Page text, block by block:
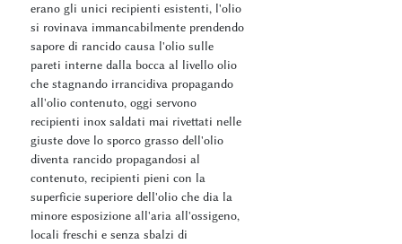
erano gli unici recipienti esistenti, l'olio
si rovinava immancabilmente prendendo
sapore di rancido causa l'olio sulle
pareti interne dalla bocca al livello olio
che stagnando irrancidiva propagando
all'olio contenuto, oggi servono
recipienti inox saldati mai rivettati nelle
giuste dove lo sporco grasso dell'olio
diventa rancido propagandosi al
contenuto, recipienti pieni con la
superficie superiore dell'olio che dia la
minore esposizione all'aria all'ossigeno,
locali freschi e senza sbalzi di